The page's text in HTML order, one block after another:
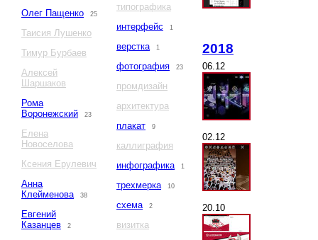
Олег Пащенко 25
Таисия Лушенко
Тимур Бурбаев
Алексей
Шаршаков
Рома
Воронежский
23
Елена
Новоселова
Ксения Ерулевич
Анна
Клейменова
38
Евгений
Казанцев
2
типографика
интерфейс
1
верстка 1
фотография 23
промдизайн
архитектура
плакат
9
каллиграфия
инфографика
1
трехмерка 10
схема 2
визитка
2018
06.12
02.12
20.10